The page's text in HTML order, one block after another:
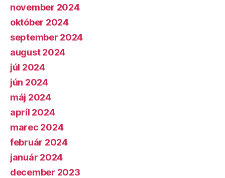
november 2024
október 2024
september 2024
august 2024
júl 2024
jún 2024
máj 2024
apríl 2024
marec 2024
február 2024
január 2024
december 2023